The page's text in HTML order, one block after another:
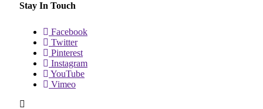
Stay In Touch
Facebook
Twitter
Pinterest
Instagram
YouTube
Vimeo